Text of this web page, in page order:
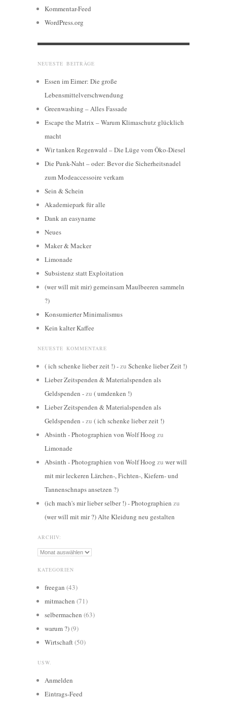
Kommentar-Feed
WordPress.org
NEUESTE BEITRÄGE
Essen im Eimer: Die große
Lebensmittelverschwendung
Greenwashing – Alles Fassade
Escape the Matrix – Warum Klimaschutz glücklich
macht
Wir tanken Regenwald – Die Lüge vom Öko-Diesel
Die Punk-Naht – oder: Bevor die Sicherheitsnadel
zum Modeaccessoire verkam
Sein & Schein
Akademiepark für alle
Dank an easyname
Neues
Maker & Macker
Limonade
Subsistenz statt Exploitation
(wer will mit mir) gemeinsam Maulbeeren sammeln
?)
Konsumierter Minimalismus
Kein kalter Kaffee
NEUESTE KOMMENTARE
( ich schenke lieber zeit !) -zu Schenke lieber Zeit !)
Lieber Zeitspenden & Materialspenden als
Geldspenden -zu ( umdenken !)
Lieber Zeitspenden & Materialspenden als
Geldspenden -zu ( ich schenke lieber zeit !)
Absinth - Photographien von Wolf Hoog zu
Limonade
Absinth - Photographien von Wolf Hoog zu wer will
mit mir leckeren Lärchen-, Fichten-, Kiefern- und
Tannenschnaps ansetzen ?)
(ich mach's mir lieber selber !) - Photographien zu
(wer will mit mir ?) Alte Kleidung neu gestalten
ARCHIV:
Archiv:
KATEGORIEN
freegan (43)
mitmachen (71)
selbermachen (63)
warum ?)(9)
Wirtschaft(50)
USW.
Anmelden
Eintrags-Feed